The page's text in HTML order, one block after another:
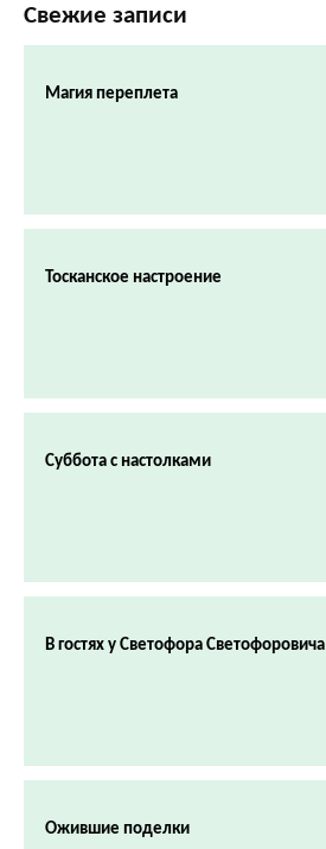
Свежие записи
Магия переплета
Тосканское настроение
Суббота с настолками
В гостях у Светофора Светофоровича
Ожившие поделки